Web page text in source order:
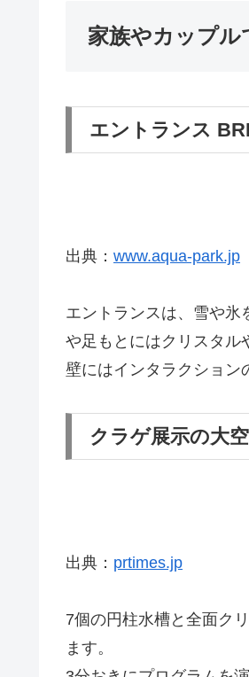
家族やカップル
エントランス
出典： www.aqua-park.jp
エントランスは、雪や氷
や足もとにはクリスタル
壁にはインタラクション
クラゲ展示の大
出典： prtimes.jp
7個の円柱水槽と全面ク
ます。